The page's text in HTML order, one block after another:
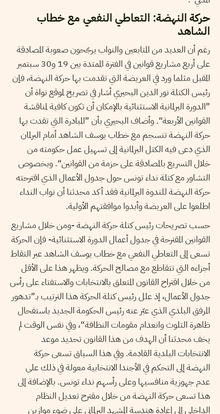
حركة النهضة: التعاطي النفعي مع خطاب
الشاهد
رغم أن العديد من المتابعين والنواب يرجّحون صعوبة المصادقة
على أربع مشاريع قوانين في الفترة الممتدة بين 19 و30 سبتمبر
المقبل مثلما ورد في العريضة التي تقدمت بها حركة النهضة، فإن
رئيس الكتلة نور الدين البحيري أشار في تصريح لموقع نواة أن
”الدورة البرلمانية الاستثنائية بالإمكان أن تكون كافية لمناقشة
القوانين الأربعة“. وأضاف البحيري بأن ”المبادرة التي تقدت بها
حركة النهضة تنسجم مع خطاب يوسف الشاهد أمام البرلمان
الذي دعى فيه الكتل البرلمانية إلى تسهيل عمل حكومته من
خلال التسريع بالمصادقة على حزمة من القوانين“. وبخصوص
التشاور مع كتلة نداء تونس حول جدول الأعمال الذي اقترحته
حركة النهضة للندوة البرلمانية فقد أكد محدثنا أن نواب النداء
اطلعوا على العريضة وأبدوا موافقتهم الأولية.
حسب تصريحات رئيس كتلة حركة النهضة -ومن خلال مشاريع
القوانين المقترحة في جدول أعمال الدورة الاستثنائية- فإن الحركة
تسعى إلى التعاطي النفعي مع خطاب يوسف الشاهد عبر التقاط
أجزاءه التي تتقاطع مع مصالح الحركة. ويظهر هذا على الأقل
من خلال اقتراح القانون المتعلق بالانتخابات والاستفتاء على رأس
جدول الأعمال، إذ علل رئيس كتلة الحركة هذا الترتيب بـ”تدهور
المرفق البلدي الذي عبّر عنه رئيس الحكومة الجديد باستفحال
ظاهرة التلوث وانعدام مقومات النظافة“، وفي نفس الوقت لم
يخف محدثنا أن الهدف من هذا القانون تحديد موعد
الانتخابات البلدية القادمة. وفي هذا السياق تسعى حركة
النهضة إلى التحكم في الأجندا الانتخابية معولة في ذلك على
عدم جهوزية منافسيها وعلى رأسهم نداء تونس. بالإضافة إلى
هذا تسعى حركة النهضة من خلال مقترح تعديل النظام
الداخلي إلى إعادة هندسة المشهد البرلماني على ضوء موازين